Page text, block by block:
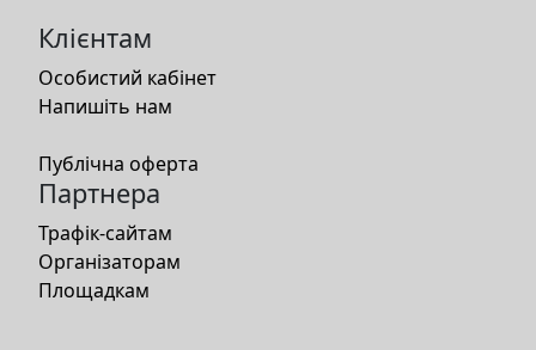
Клієнтам
Особистий кабінет
Напишіть нам
Публічна оферта
Партнера
Трафік-сайтам
Організаторам
Площадкам